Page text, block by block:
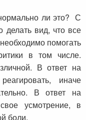
ли это? С
делать вид, что все
помогать
в том числе.
В ответ на
иначе
В ответ на
усмотрение, в
боли.